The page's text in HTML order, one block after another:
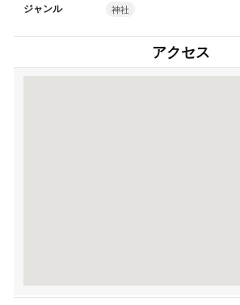
ジャンル 神社
アクセス